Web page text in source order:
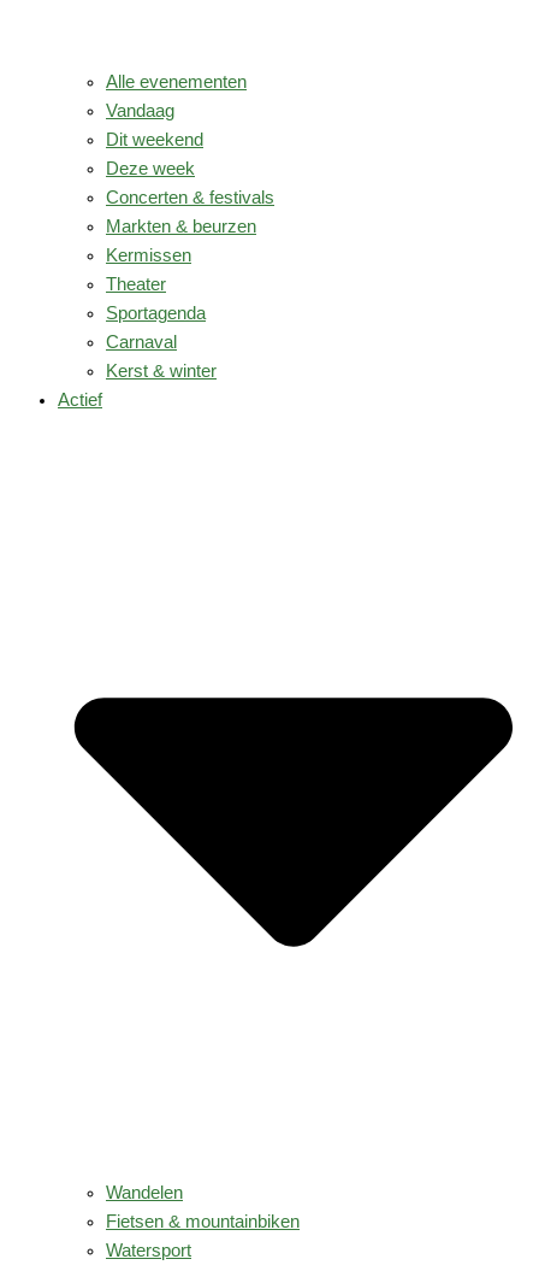
Alle evenementen
Vandaag
Dit weekend
Deze week
Concerten & festivals
Markten & beurzen
Kermissen
Theater
Sportagenda
Carnaval
Kerst & winter
Actief
Wandelen
Fietsen & mountainbiken
Watersport